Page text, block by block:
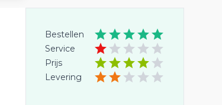
Bestellen
Service
Prijs
Levering